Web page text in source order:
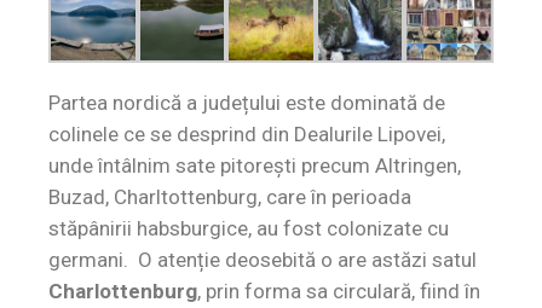
Partea nordică a județului este dominată de
colinele ce se desprind din Dealurile Lipovei,
unde întâlnim sate pitorești precum Altringen,
Buzad, Charltottenburg, care în perioada
stăpânirii habsburgice, au fost colonizate cu
germani. O atenție deosebită o are astăzi satul
Charlottenburg, prin forma sa circulară, fiind în